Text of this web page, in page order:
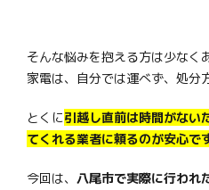
そんな悩みを抱える方は少なく
家電は、自分では運べず、処分
とくに引越し直前は時間がない
てくれる業者に頼るのが安心です
今回は、 八尾市で実際に行われ